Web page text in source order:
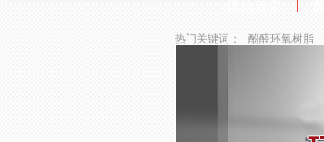
热门关键词： 酚醛环氧树脂